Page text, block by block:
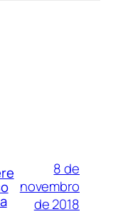
8 de
novembro
de 2018